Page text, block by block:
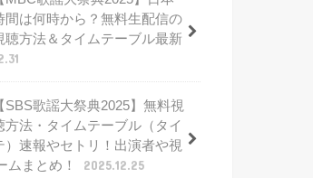
間は何時から？無料生配信の
聴方法＆タイムテーブル最新
SBS歌謡大祭典2025】無料視
方法・タイムテーブル（タイ
）速報やセトリ！出演者や視
ムまとめ！
2025.12.25